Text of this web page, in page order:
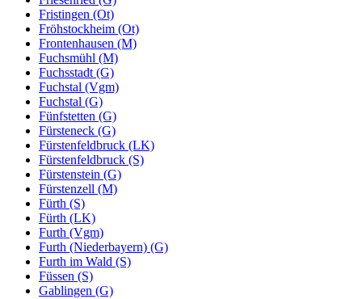
Fristingen (Ot)
Fröhstockheim (Ot)
Frontenhausen (M)
Fuchsmühl (M)
Fuchsstadt (G)
Fuchstal (Vgm)
Fuchstal (G)
Fünfstetten (G)
Fürsteneck (G)
Fürstenfeldbruck (LK)
Fürstenfeldbruck (S)
Fürstenstein (G)
Fürstenzell (M)
Fürth (S)
Fürth (LK)
Furth (Vgm)
Furth (Niederbayern) (G)
Furth im Wald (S)
Füssen (S)
Gablingen (G)